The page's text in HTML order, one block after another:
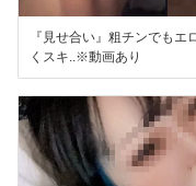
『見せ合い』粗チンでも
くスキ..※動画あり